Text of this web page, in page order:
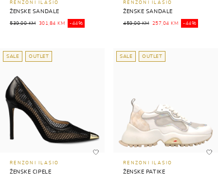
RENZONI ILASIO
ŽENSKE SANDALE
539,00 KM 301,84 KM -44%
RENZONI ILASIO
ŽENSKE SANDALE
459,00 KM 257,04 KM -44%
SALE OUTLET
RENZONI ILASIO
ŽENSKE CIPELE
SALE OUTLET
RENZONI ILASIO
ŽENSKE PATIKE